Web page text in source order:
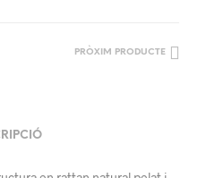
PRÒXIM PRODUCTE